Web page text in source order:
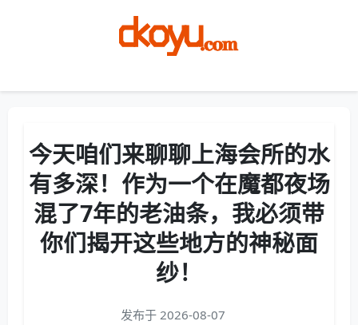
今天咱们来聊聊上海会所的水
有多深！作为一个在魔都夜场
混了7年的老油条，我必须带
你们揭开这些地方的神秘面
纱！
发布于 2026-08-07